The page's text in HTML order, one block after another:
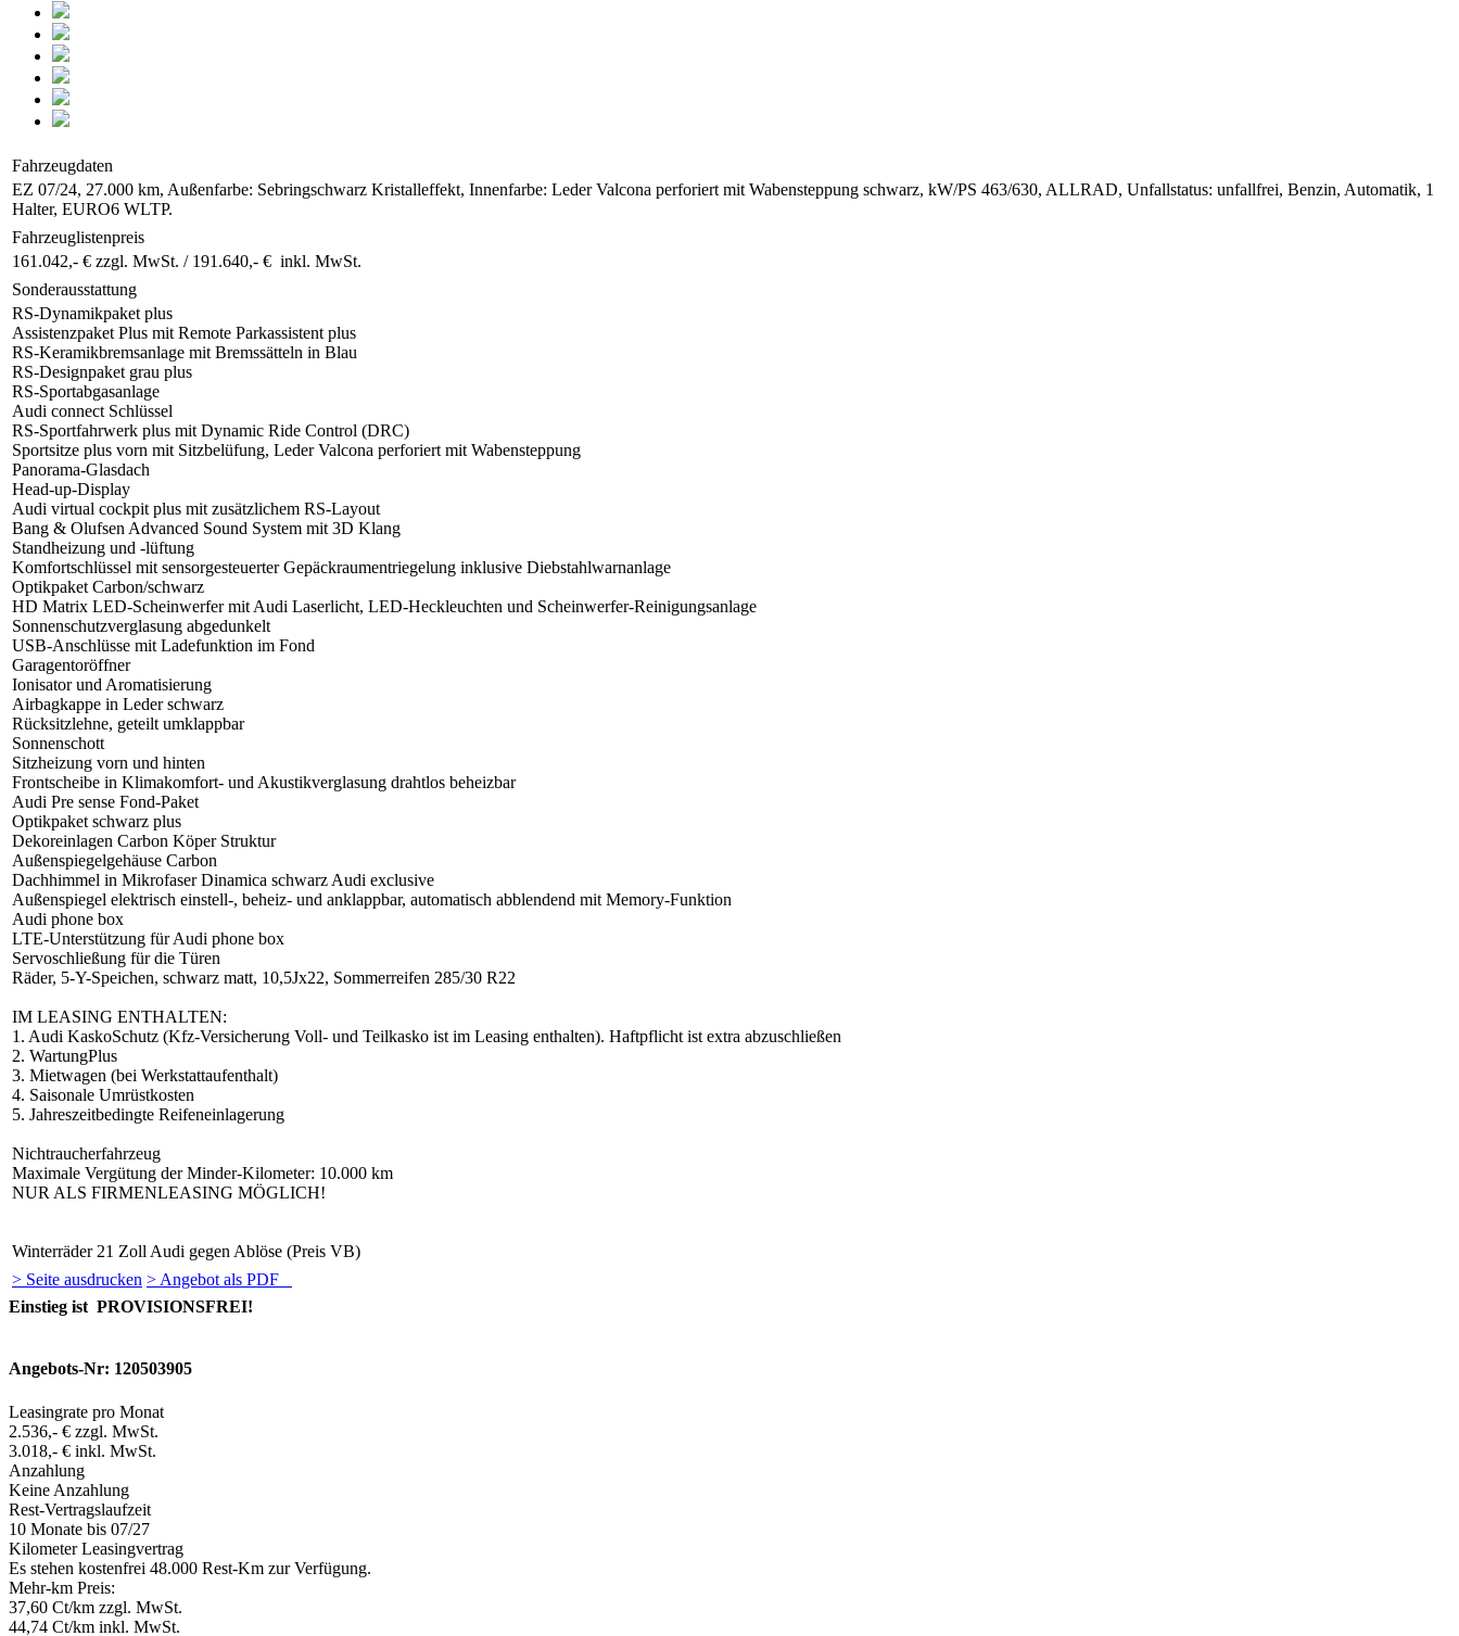
Fahrzeugdaten
EZ 07/24, 27.000 km, Außenfarbe: Sebringschwarz Kristalleffekt, Innenfarbe: Leder Valcona perforiert mit Wabensteppung schwarz, kW/PS 463/630, ALLRAD, Unfallstatus: unfallfrei, Benzin, Automatik, 1
Halter, EURO6 WLTP.
Fahrzeuglistenpreis
161.042,- € zzgl. MwSt. / 191.640,- € inkl. MwSt.
Sonderausstattung
RS-Dynamikpaket plus
Assistenzpaket Plus mit Remote Parkassistent plus
RS-Keramikbremsanlage mit Bremssätteln in Blau
RS-Designpaket grau plus
RS-Sportabgasanlage
Audi connect Schlüssel
RS-Sportfahrwerk plus mit Dynamic Ride Control (DRC)
Sportsitze plus vorn mit Sitzbelüfung, Leder Valcona perforiert mit Wabensteppung
Panorama-Glasdach
Head-up-Display
Audi virtual cockpit plus mit zusätzlichem RS-Layout
Bang & Olufsen Advanced Sound System mit 3D Klang
Standheizung und -lüftung
Komfortschlüssel mit sensorgesteuerter Gepäckraumentriegelung inklusive Diebstahlwarnanlage
Optikpaket Carbon/schwarz
HD Matrix LED-Scheinwerfer mit Audi Laserlicht, LED-Heckleuchten und Scheinwerfer-Reinigungsanlage
Sonnenschutzverglasung abgedunkelt
USB-Anschlüsse mit Ladefunktion im Fond
Garagentoröffner
Ionisator und Aromatisierung
Airbagkappe in Leder schwarz
Rücksitzlehne, geteilt umklappbar
Sonnenschott
Sitzheizung vorn und hinten
Frontscheibe in Klimakomfort- und Akustikverglasung drahtlos beheizbar
Audi Pre sense Fond-Paket
Optikpaket schwarz plus
Dekoreinlagen Carbon Köper Struktur
Außenspiegelgehäuse Carbon
Dachhimmel in Mikrofaser Dinamica schwarz Audi exclusive
Außenspiegel elektrisch einstell-, beheiz- und anklappbar, automatisch abblendend mit Memory-Funktion
Audi phone box
LTE-Unterstützung für Audi phone box
Servoschließung für die Türen
Räder, 5-Y-Speichen, schwarz matt, 10,5Jx22, Sommerreifen 285/30 R22
IM LEASING ENTHALTEN:
1. Audi KaskoSchutz (Kfz-Versicherung Voll- und Teilkasko ist im Leasing enthalten). Haftpflicht ist extra abzuschließen
2. WartungPlus
3. Mietwagen (bei Werkstattaufenthalt)
4. Saisonale Umrüstkosten
5. Jahreszeitbedingte Reifeneinlagerung
Nichtraucherfahrzeug
Maximale Vergütung der Minder-Kilometer: 10.000 km
NUR ALS FIRMENLEASING MÖGLICH!
Winterräder 21 Zoll Audi gegen Ablöse (Preis VB)
> Seite ausdrucken > Angebot als PDF
Einstieg ist PROVISIONSFREI!
Angebots-Nr: 120503905
Leasingrate pro Monat
2.536,- € zzgl. MwSt.
3.018,- € inkl. MwSt.
Anzahlung
Keine Anzahlung
Rest-Vertragslaufzeit
10 Monate bis 07/27
Kilometer Leasingvertrag
Es stehen kostenfrei 48.000 Rest-Km zur Verfügung.
Mehr-km Preis:
37,60 Ct/km zzgl. MwSt.
44,74 Ct/km inkl. MwSt.